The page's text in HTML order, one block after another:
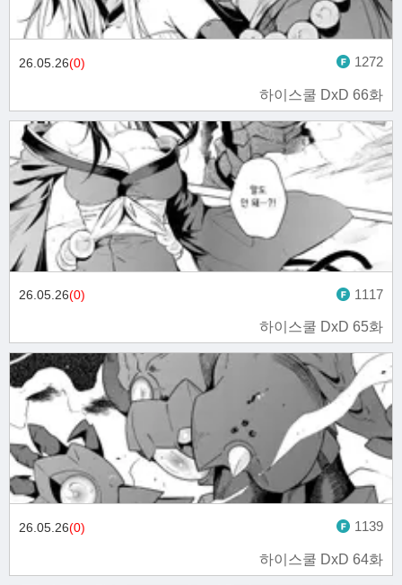
하이스쿨 DxD 66화
26.05.26(0) 1272
하이스쿨 DxD 65화
26.05.26(0) 1117
하이스쿨 DxD 64화
26.05.26(0) 1139